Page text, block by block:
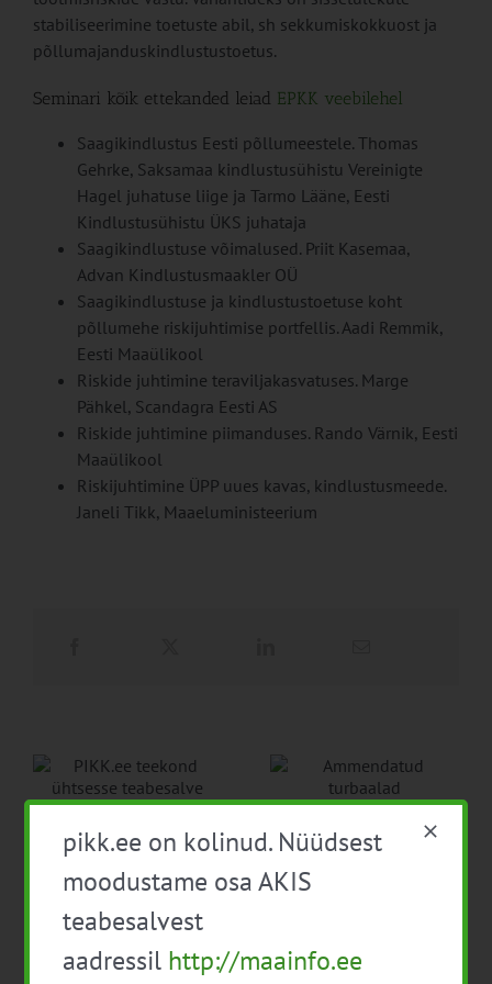
stabiliseerimine toetuste abil, sh sekkumiskokkuost ja
põllumajanduskindlustustoetus.
Seminari kõik ettekanded leiad EPKK veebilehel
Saagikindlustus Eesti põllumeestele. Thomas
Gehrke, Saksamaa kindlustusühistu Vereinigte
Hagel juhatuse liige ja Tarmo Lääne, Eesti
Kindlustusühistu ÜKS juhataja
Saagikindlustuse võimalused. Priit Kasemaa,
Advan Kindlustusmaakler OÜ
Saagikindlustuse ja kindlustustoetuse koht
põllumehe riskijuhtimise portfellis. Aadi Remmik,
Eesti Maaülikool
Riskide juhtimine teraviljakasvatuses. Marge
Pähkel, Scandagra Eesti AS
Riskide juhtimine piimanduses. Rando Värnik, Eesti
Maaülikool
Riskijuhtimine ÜPP uues kavas, kindlustusmeede.
Janeli Tikk, Maaeluministeerium
teabesalve
1. august 2026
Ammendatud turbaalad
25. juuli 2026
pikk.ee on kolinud. Nüüdsest
moodustame osa AKIS
teabesalvest
aadressil http://maainfo.ee